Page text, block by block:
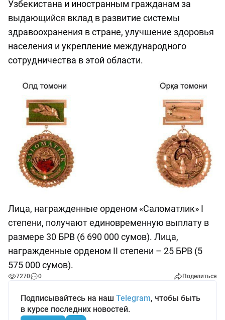
Узбекистана и иностранным гражданам за
выдающийся вклад в развитие системы
здравоохранения в стране, улучшение здоровья
населения и укрепление международного
сотрудничества в этой области.
Лица, награжденные орденом «Саломатлик» I
степени, получают единовременную выплату в
размере 30 БРВ (6 690 000 сумов). Лица,
награжденные орденом II степени – 25 БРВ (5
575 000 сумов).
7270 0 Поделиться
Подписывайтесь на наш Telegram, чтобы быть
в курсе последних новостей.